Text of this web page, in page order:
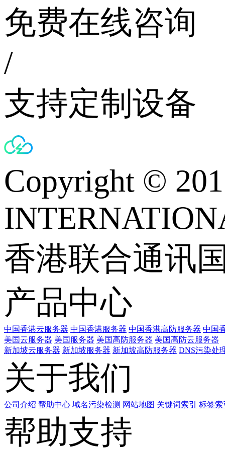
免费在线咨询
/
支持定制设备
Copyright ©
香港联合通讯
产品中心
中国香港云服务器 中国香港服务器 中国香港高防服务器 中国
美国云服务器 美国服务器 美国高防服务器 美国高防云服务器
新加坡云服务器 新加坡服务器 新加坡高防服务器 DNS污染处
关于我们
公司介绍 帮助中心 域名污染检测 网站地图 关键词索引 标签索
帮助支持